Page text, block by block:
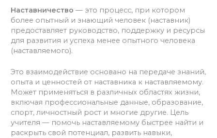
Наставничество — это процесс, при котором
более опытный и знающий человек (наставник)
предоставляет руководство, поддержку и ресурсы
для развития и успеха менее опытного человека
(наставляемого).
Это взаимодействие основано на передаче знаний,
опыта и ценностей от наставника к наставляемому.
Может применяться в различных областях жизни,
включая профессиональные данные, образование,
спорт, личностный рост и многие другие. Цель
учителя — помочь наставляемому быстрее найти и
раскрыть свой потенциал, развить навыки,